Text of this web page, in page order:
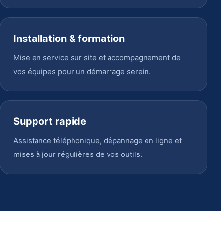
Installation & formation
Mise en service sur site et accompagnement de
vos équipes pour un démarrage serein.
Support rapide
Assistance téléphonique, dépannage en ligne et
mises à jour régulières de vos outils.